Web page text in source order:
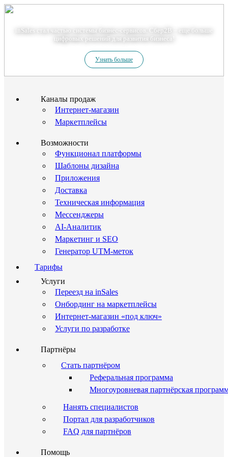
inSales стал частью системы бизнес-сервисов. Сбер2В – еще больше
цифровых решений для развития бизнеса!
Узнать больше
Каналы продаж
Интернет-магазин
Маркетплейсы
Возможности
Функционал платформы
Шаблоны дизайна
Приложения
Доставка
Техническая информация
Мессенджеры
AI-Аналитик
Маркетинг и SEO
Генератор UTM-меток
Тарифы
Услуги
Переезд на inSales
Онбординг на маркетплейсы
Интернет-магазин «под ключ»
Услуги по разработке
Партнёры
Стать партнёром
Реферальная программа
Многоуровневая партнёрская
Нанять специалистов
Портал для разработчиков
FAQ для партнёров
Помощь